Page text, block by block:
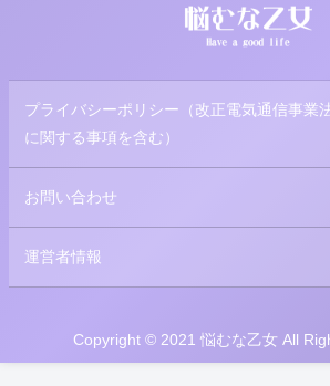
プライバシーポリシー（改正電気通信事業
に関する事項を含む）
お問い合わせ
運営者情報
Copyright © 2021 悩むな乙女 All